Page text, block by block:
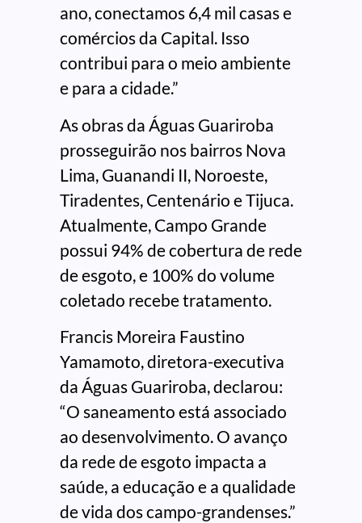
ano, conectamos 6,4 mil casas e
comércios da Capital. Isso
contribui para o meio ambiente
e para a cidade.”
As obras da Águas Guariroba
prosseguirão nos bairros Nova
Lima, Guanandi II, Noroeste,
Tiradentes, Centenário e Tijuca.
Atualmente, Campo Grande
possui 94% de cobertura de rede
de esgoto, e 100% do volume
coletado recebe tratamento.
Francis Moreira Faustino
Yamamoto, diretora-executiva
da Águas Guariroba, declarou:
“O saneamento está associado
ao desenvolvimento. O avanço
da rede de esgoto impacta a
saúde, a educação e a qualidade
de vida dos campo-grandenses.”